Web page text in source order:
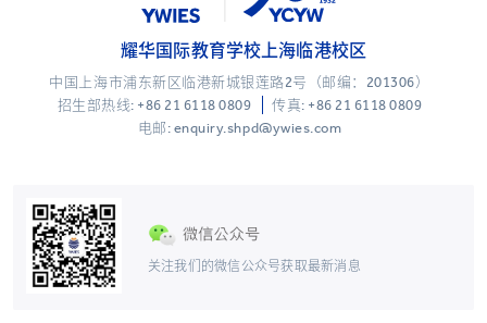
关注我们的微信公众号获取最新消息
耀华国际教育学校上海临港校区
中国上海市浦东新区临港新城银莲路2号（邮编：201306）
招生部热线: +86 21 6118 0809
传真: +86 21 6118 0809
电邮: enquiry.shpd@ywies.com